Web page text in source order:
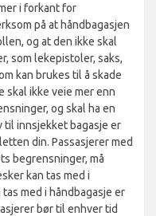
i forkant for
på at håndbagasjen
og at den ikke skal
som lekepistoler, saks,
kan brukes til å skade
skal ikke veie mer enn
og skal ha en
til innsjekket bagasje er
din. Passasjerer med
begrensninger, må
kan tas med i
med i håndbagasje er
bør til enhver tid